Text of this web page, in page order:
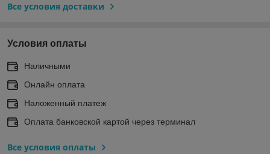
Все условия доставки
Условия оплаты
Наличными
Онлайн оплата
Наложенный платеж
Оплата банковской картой через терминал
Все условия оплаты